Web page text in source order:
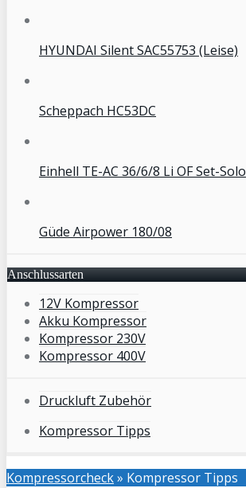
HYUNDAI Silent SAC55753 (Leise)
Scheppach HC53DC
Einhell TE-AC 36/6/8 Li OF Set-Solo
Güde Airpower 180/08
Anschlussarten
12V Kompressor
Akku Kompressor
Kompressor 230V
Kompressor 400V
Druckluft Zubehör
Kompressor Tipps
Kompressorcheck» Kompressor Tipps